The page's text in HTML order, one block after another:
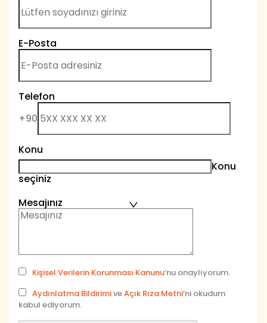
E-Posta
Telefon
+90
Konu
Konu
seçiniz
Mesajınız
Kişisel Verilerin Korunması Kanunu’nu onaylıyorum.
Aydınlatma BildirimiveAçık Rıza Metni’ni okudum
kabul ediyorum.